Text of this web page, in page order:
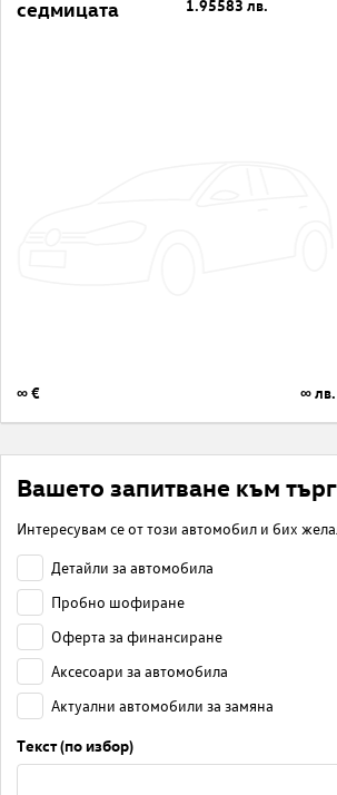
седмицата
1.95583 лв.
∞ € ∞ лв.
Вашето запитване към
Интересувам се от този автомобил и бих
Детайли за автомобила
Пробно шофиране
Оферта за финансиране
Аксесоари за автомобила
Актуални автомобили за замяна
Текст (по избор)